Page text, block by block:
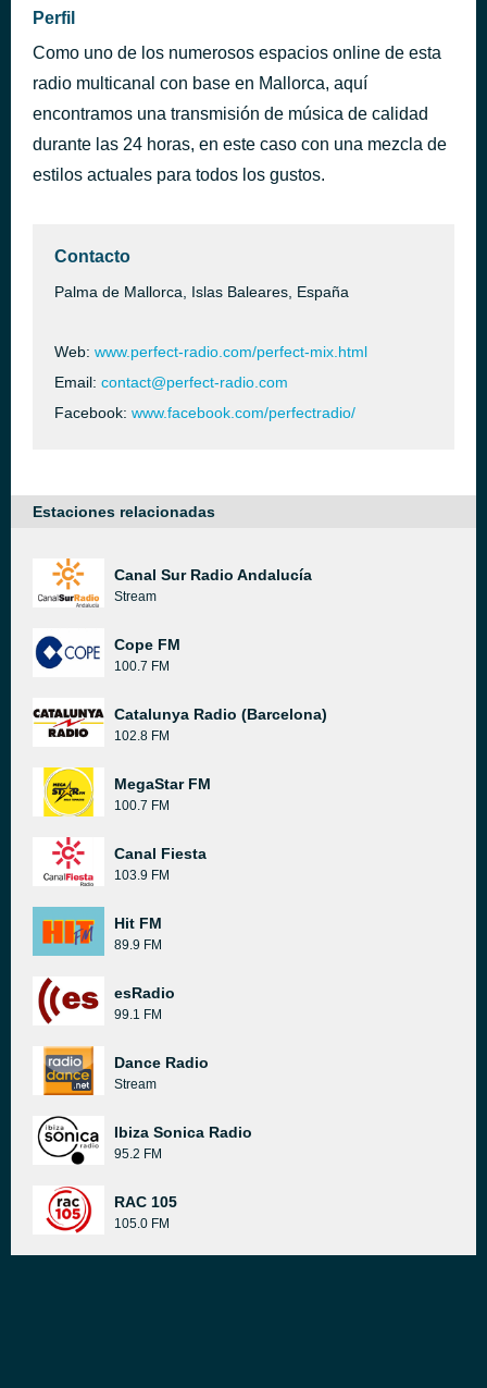
Maria
Blondie
Dreamy Skies
hace 42 minutos
Perfil
Como uno de los numerosos espacios online de esta
radio multicanal con base en Mallorca, aquí
encontramos una transmisión de música de calidad
durante las 24 horas, en este caso con una mezcla de
estilos actuales para todos los gustos.
Contacto
Palma de Mallorca, Islas Baleares, España
Web: www.perfect-radio.com/perfect-mix.html
Email: contact@perfect-radio.com
Facebook: www.facebook.com/perfectradio/
Estaciones relacionadas
Canal Sur Radio Andalucía
Stream
Cope FM
100.7 FM
Catalunya Radio (Barcelona)
102.8 FM
MegaStar FM
100.7 FM
Canal Fiesta
103.9 FM
Hit FM
89.9 FM
esRadio
99.1 FM
Dance Radio
Stream
Ibiza Sonica Radio
95.2 FM
RAC 105
105.0 FM